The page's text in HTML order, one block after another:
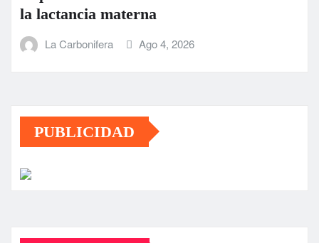
la lactancia materna
La Carbonifera Ago 4, 2026
PUBLICIDAD